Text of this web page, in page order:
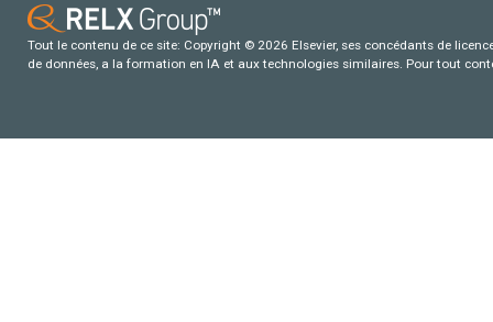
Tout le contenu de ce site: Copyright © 2026 Elsevier, ses concédants de
de données, a la formation en IA et aux technologies similaires. Pour tout